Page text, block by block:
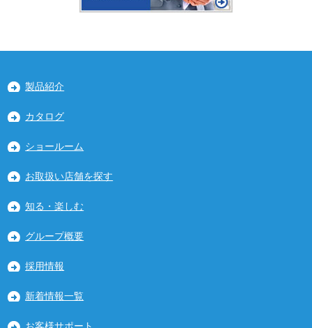
製品紹介
カタログ
ショールーム
お取扱い店舗を探す
知る・楽しむ
グループ概要
採用情報
新着情報一覧